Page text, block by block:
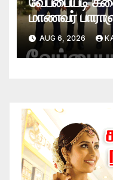
மாணவர்
AUG 6, 2026